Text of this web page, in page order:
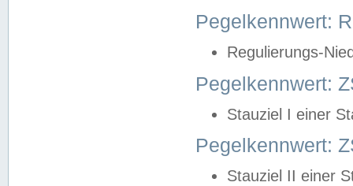
Pegelkennwert:
Regulierungs-
Pegelkennwert:
Stauziel I einer
Pegelkennwert:
Stauziel II einer